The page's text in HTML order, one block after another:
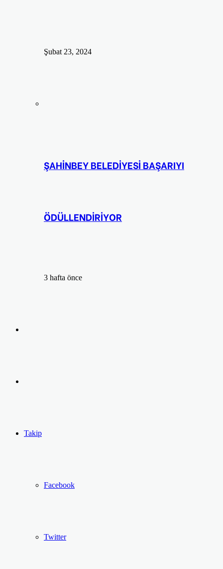
Şubat 23, 2024
ŞAHİNBEY BELEDİYESİ BAŞARIYI
ÖDÜLLENDİRİYOR
3 hafta önce
...
Ol
Takip
Facebook
Twitter